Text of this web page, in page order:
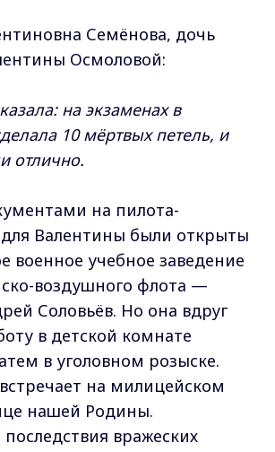
Семёнова, дочь
Осмоловой:
на экзаменах в
10 мёртвых петель, и
отлично.
на пилота-
для Валентины были открыты
военное учебное заведение
воздушного флота —
Соловьёв. Но она вдруг
в детской комнате
в уголовном розыске.
на милицейском
нашей Родины.
вражеских